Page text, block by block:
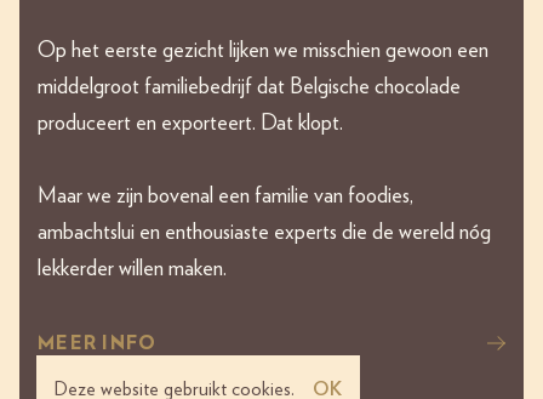
Op het eerste gezicht lijken we misschien gewoon een
middelgroot familiebedrijf dat Belgische chocolade
produceert en exporteert. Dat klopt.
Maar we zijn bovenal een familie van foodies,
ambachtslui en enthousiaste experts die de wereld nóg
lekkerder willen maken.
MEER INFO
Deze website gebruikt cookies. OK